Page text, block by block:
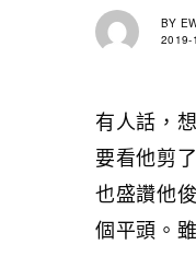
BY
2019-
有人話，
要看他剪
也盛讚他
個平頭。